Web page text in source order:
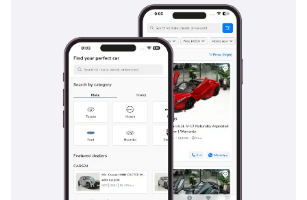
الساعة 11 صباحًا إلى 5
مساءً. مواعيد خاصة
فريقنا: الإنجليزية |
العربية | الهندية |